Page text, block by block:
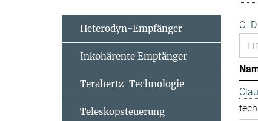
C D
Heterodyn-Empfänger
Inkohärente Empfänger
Terahertz-Technologie
Teleskopsteuerung